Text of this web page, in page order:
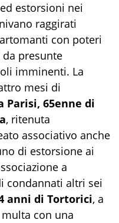
estorsioni nei
raggirati
con poteri
presunte
imminenti. La
mesi di
Parisi, 65enne di
, ritenuta
associativo anche
di estorsione ai
a
condannati altri sei
anni di Tortorici, a
con una